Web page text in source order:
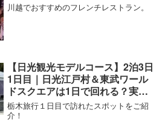
川越でおすすめのフレンチレストラン。
【日光観光モデルコース】2泊3日
1日目｜日光江戸村＆東武ワール
ドスクエアは1日で回れる？実体
験レビュー
栃木旅行１日目で訪れたスポットをご紹
介！